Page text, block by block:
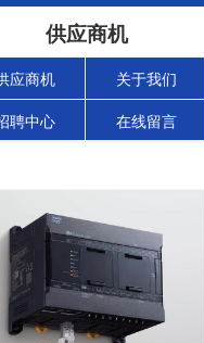
供应商机
应商机 关于我们
聘中心 在线留言